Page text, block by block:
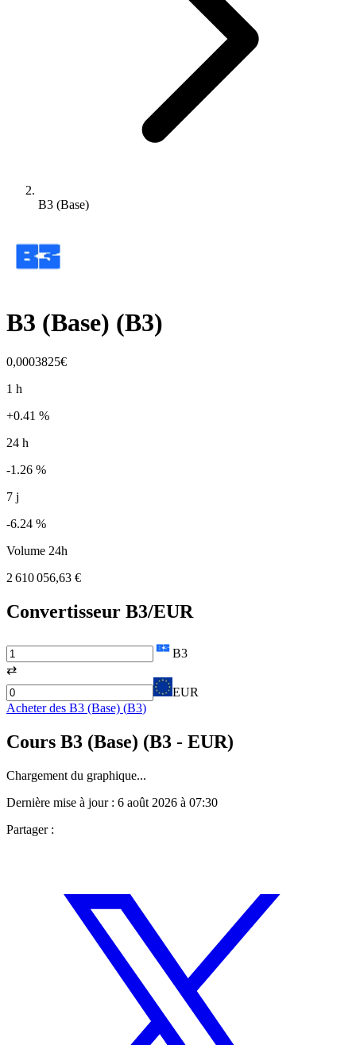
B3 (Base)
B3 (Base) (B3)
0,0003825€
1 h
+0.41 %
24 h
-1.26 %
7 j
-6.24 %
Volume 24h
2 610 056,63 €
Convertisseur B3/EUR
B3
⇄
EUR
Acheter des B3 (Base) (B3)
Cours B3 (Base) (B3 - EUR)
Chargement du graphique...
Dernière mise à jour : 6 août 2026 à 07:30
Partager :